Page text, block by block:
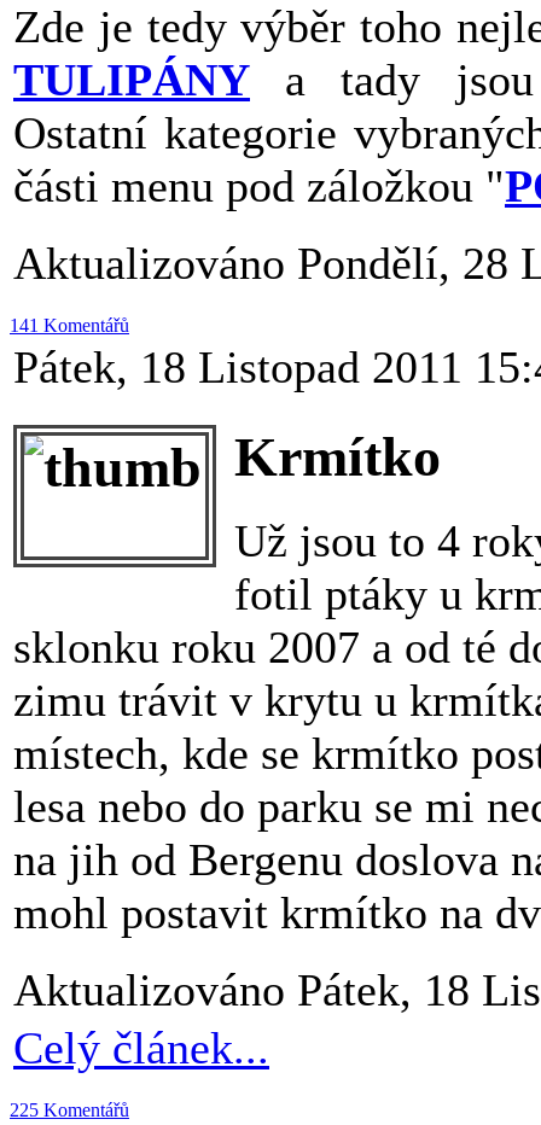
Zde je tedy výběr toho
TULIPÁNY a tady
Ostatní kategorie
části menu pod záložkou "
Aktualizováno Pondělí, 28
141 Komentářů
Pátek, 18 Listopad 2011
Krmítko
Už jsou to 4
fotil ptáky u
sklonku roku 2007 a od té
zimu trávit v krytu u
místech, kde se krmítko
lesa nebo do parku se mi
na jih od Bergenu doslova
mohl postavit krmítko na
Aktualizováno Pátek, 18
Celý článek...
225 Komentářů